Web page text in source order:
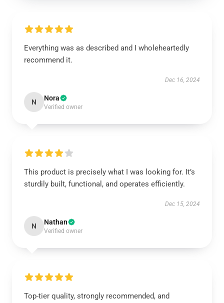
Everything was as described and I wholeheartedly
recommend it.
Dec 16, 2024
N Nora
Verified owner
This product is precisely what I was looking for. It’s
sturdily built, functional, and operates efficiently.
Dec 15, 2024
N Nathan
Verified owner
Top-tier quality, strongly recommended, and